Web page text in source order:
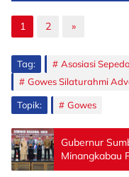
1 2 »
Tag: Asosiasi
Gowes Silaturahmi
Topik: Gowes
Gubernur
Minangkabau
Unggul